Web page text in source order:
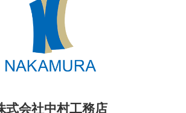
式会社中村工務店